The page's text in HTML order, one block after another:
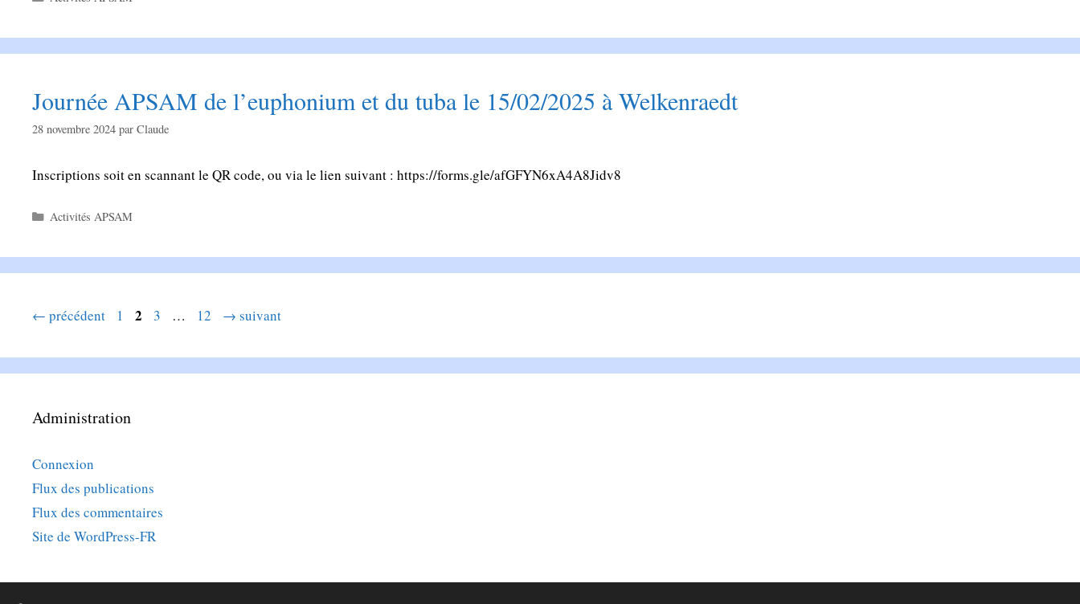
Journée APSAM de l’euphonium et du tuba le 15/02/2025 à Welkenraedt
28 novembre 2024 par Claude
Inscriptions soit en scannant le QR code, ou via le lien suivant : https://forms.gle/afGFYN6xA4A8Jidv8
Catégories
Activités APSAM
← précédent Page
1 Page
2 Page
3 … Page
12 → suivant
Administration
Connexion
Flux des publications
Flux des commentaires
Site de WordPress-FR